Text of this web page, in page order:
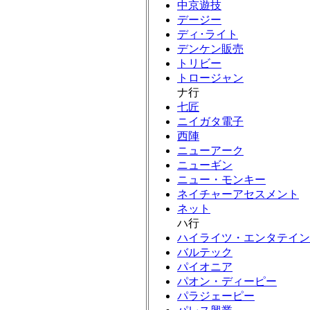
中京遊技
デージー
ディ･ライト
デンケン販売
トリビー
トロージャン
ナ行
七匠
ニイガタ電子
西陣
ニューアーク
ニューギン
ニュー・モンキー
ネイチャーアセスメント
ネット
ハ行
ハイライツ・エンタテイ
バルテック
パイオニア
パオン・ディーピー
パラジェーピー